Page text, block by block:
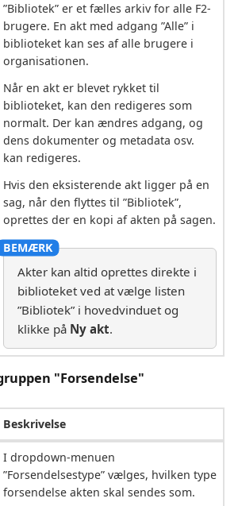
”Bibliotek” er et fælles arkiv for alle F2-
brugere. En akt med adgang ”Alle” i
biblioteket kan ses af alle brugere i
organisationen.
Når en akt er blevet rykket til
biblioteket, kan den redigeres som
normalt. Der kan ændres adgang, og
dens dokumenter og metadata osv.
kan redigeres.
Hvis den eksisterende akt ligger på en
sag, når den flyttes til ”Bibliotek”,
oprettes der en kopi af akten på sagen.
Akter kan altid oprettes direkte i
biblioteket ved at vælge listen
”Bibliotek” i hovedvinduet og
klikke på Ny akt.
"Forsendelse"
Beskrivelse
I dropdown-menuen
”Forsendelsestype” vælges, hvilken type
forsendelse akten skal sendes som.